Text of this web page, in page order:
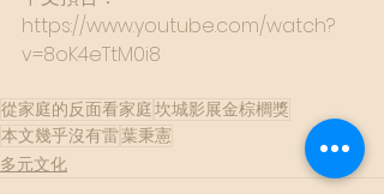
https://www.youtube.com/watch?
v=8oK4eTtM0i8
從家庭的反面看家庭坎城影展金棕櫚獎
本文幾乎沒有雷葉秉憲
多元文化